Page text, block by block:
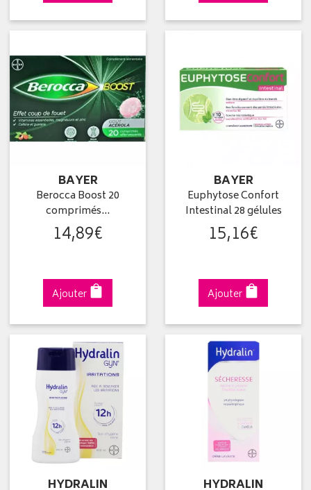
BAYER
Berocca Boost 20
comprimés…
14,89€
Ajouter
BAYER
Euphytose Confort
Intestinal 28 gélules
15,16€
Ajouter
HYDRALIN HYDRALIN